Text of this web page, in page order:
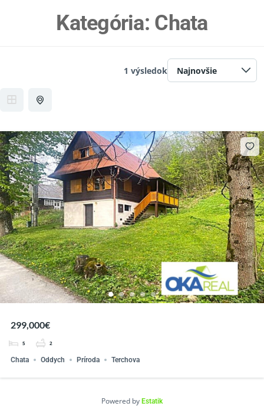
Kategória: Chata
1 výsledok
299,000€
5 2
Chata Oddych Príroda Terchova
Powered by Estatik